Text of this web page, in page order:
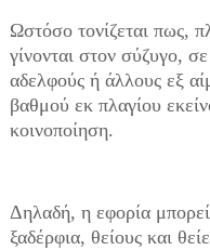
Ωστόσο τονίζεται πως,
γίνονται στον σύζυγο,
αδελφούς ή άλλους εξ
βαθμού εκ πλαγίου
κοινοποίηση.
Δηλαδή, η εφορία
ξαδέρφια, θείους και